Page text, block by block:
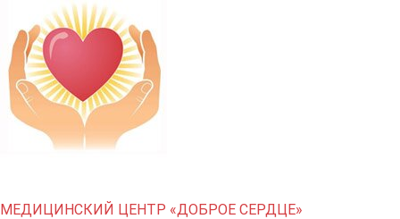
МЕДИЦИНСКИЙ ЦЕНТР «ДОБРОЕ СЕРДЦЕ»